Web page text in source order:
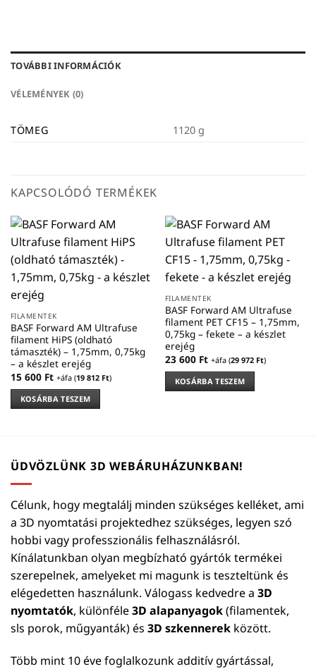
TOVÁBBI INFORMÁCIÓK
VÉLEMÉNYEK (0)
TÖMEG 1120 g
KAPCSOLÓDÓ TERMÉKEK
FILAMENTEK
BASF Forward AM Ultrafuse
filament HiPS (oldható
támaszték) – 1,75mm, 0,75kg
– a készlet erejég
15 600 Ft +áfa (19 812 Ft)
KOSÁRBA TESZEM
FILAMENTEK
BASF Forward AM Ultrafuse
filament PET CF15 – 1,75mm,
0,75kg – fekete – a készlet
erejég
23 600 Ft +áfa (29 972 Ft)
KOSÁRBA TESZEM
ÜDVÖZLÜNK 3D WEBÁRUHÁZUNKBAN!
Célunk, hogy megtalálj minden szükséges kelléket, ami
a 3D nyomtatási projektedhez szükséges, legyen szó
hobbi vagy professzionális felhasználásról.
Kínálatunkban olyan megbízható gyártók termékei
szerepelnek, amelyeket mi magunk is teszteltünk és
elégedetten használunk. Válogass kedvedre a 3D
nyomtatók, különféle3D alapanyagok(filamentek,
sls porok, műgyanták) és 3D szkennerek között.
Több mint 10 éve foglalkozunk additív gyártással,